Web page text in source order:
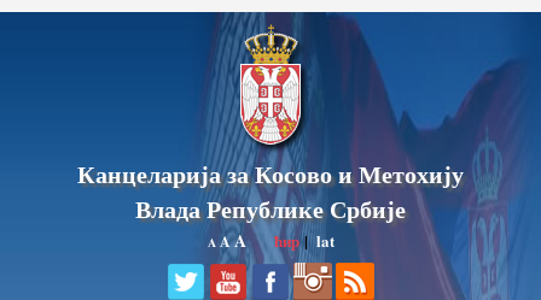
Канцеларија за Косово и Метохију
Влада Републике Србије
A AA ћир|lat